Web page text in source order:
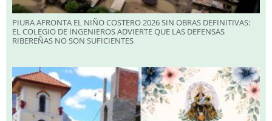
PIURA AFRONTA EL NIÑO COSTERO 2026 SIN OBRAS DEFINITIVAS:
EL COLEGIO DE INGENIEROS ADVIERTE QUE LAS DEFENSAS
RIBEREÑAS NO SON SUFICIENTES